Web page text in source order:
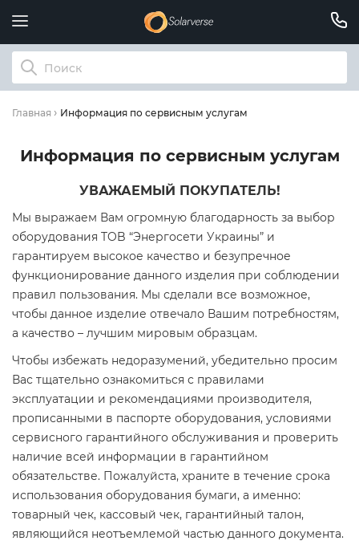
Главная Информация по сервисным услугам
Информация по сервисным услугам
УВАЖАЕМЫЙ ПОКУПАТЕЛЬ!
Мы выражаем Вам огромную благодарность за выбор
оборудования TOB “Энергосети Украины” и
гарантируем высокое качество и безупречное
функционирование данного изделия при соблюдении
правил пользования. Мы сделали все возможное,
чтобы данное изделие отвечало Вашим потребностям,
а качество – лучшим мировым образцам.
Чтобы избежать недоразумений, убедительно просим
Вас тщательно ознакомиться с правилами
эксплуатации и рекомендациями производителя,
прописанными в паспорте оборудования, условиями
сервисного гарантийного обслуживания и проверить
наличие всей информации в гарантийном
обязательстве. Пожалуйста, храните в течение срока
использования оборудования бумаги, а именно:
товарный чек, кассовый чек, гарантийный талон,
являющийся неотъемлемой частью данного документа.